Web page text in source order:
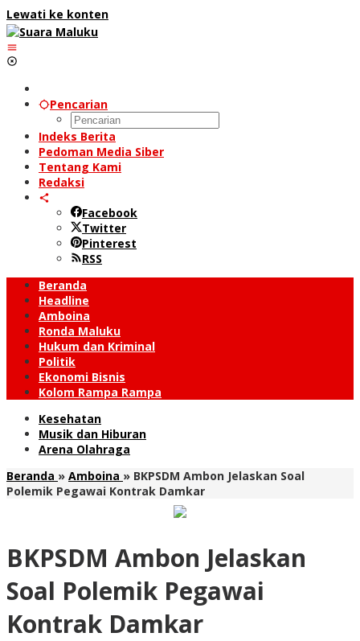
Lewati ke konten
Pencarian
Indeks Berita
Pedoman Media Siber
Tentang Kami
Redaksi
Facebook
Twitter
Pinterest
RSS
Beranda
Headline
Amboina
Ronda Maluku
Hukum dan Kriminal
Politik
Ekonomi Bisnis
Kolom Rampa Rampa
Kesehatan
Musik dan Hiburan
Arena Olahraga
Beranda » Amboina » BKPSDM Ambon Jelaskan Soal
Polemik Pegawai Kontrak Damkar
BKPSDM Ambon Jelaskan
Soal Polemik Pegawai
Kontrak Damkar